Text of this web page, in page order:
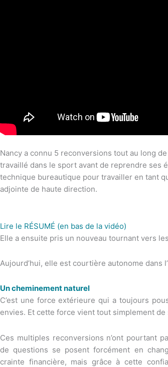
Nancy a connu 5 reconversions tout au long
travaillé dans le sport avant de reprendre ses
technique bureautique pour travailler en tant
adjointe de haute direction.
Lire le RÉSUMÉ (en bas de la vidéo)
Elle a ensuite pris un nouveau tournant vers
Aujourd’hui, elle est courtière autonome dans
Un cheminement naturel
C’est une force extérieure qui a toujours
envies. Et cette force vient tout simplement de
Ces multiples reconversions n’ont pourtant
de questions se posent forcément en
crainte financière, mais grâce à cette